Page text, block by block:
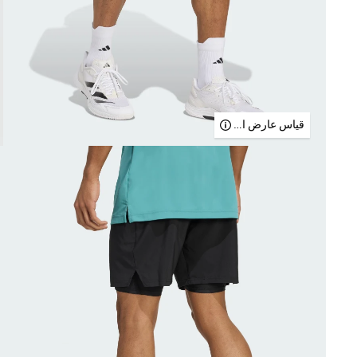
قياس عارض الأزياء